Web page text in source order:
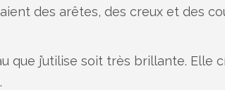
des arêtes, des creux et des
que j’utilise soit très brillante. Elle